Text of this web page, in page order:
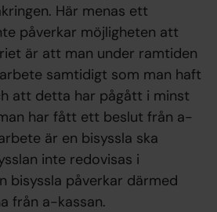
Här menas ett
påverkar möjligheten att
är att man under ramtiden
samtidigt som man haft
att detta har pågått i minst
har fått ett beslut från a-
är en bisyssla ska
inte redovisas i
bisyssla påverkar därmed
från a-kassan.